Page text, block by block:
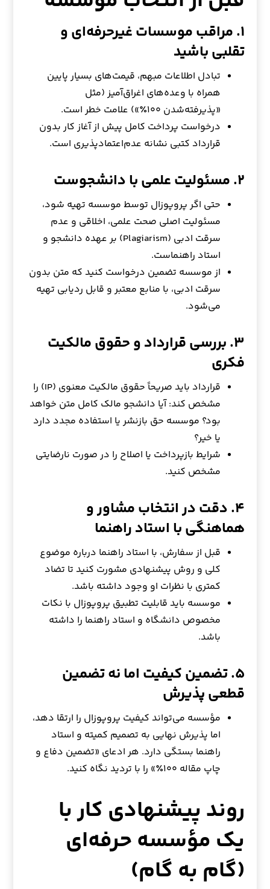
۱. مراقب موسسات غیرحرفه‌ای و
تقلبی باشید
تبادل اطلاعات مبهم، قیمت‌های بسیار پایین
همراه با وعده‌های اغراق‌آمیز (مثل
«پذیرفته‌شدن ۱۰۰٪») علامت خطر است.
درخواست پرداخت کامل پیش از آغاز کار بدون
قرارداد کتبی نشانه عدم‌اعتمادپذیری است.
۲. مسئولیت علمی با دانشجوست
حتی اگر پروپوزال توسط موسسه تهیه شود،
مسئولیت اصلی صحت علمی، اخلاقی و عدم
سرقت ادبی (Plagiarism) بر عهده دانشجو و
استاد راهنماست.
از موسسه تضمین درخواست کنید که متن بدون
سرقت ادبی، با منابع معتبر و قابل ردیابی تهیه
می‌شود.
۳. بررسی قرارداد و حقوق مالکیت
فکری
قرارداد باید صریحاً حقوق مالکیت معنوی (IP) را
مشخص کند: آیا دانشجو مالک کامل متن خواهد
بود؟ موسسه حق بازنشر یا استفاده مجدد دارد
یا خیر؟
شرایط بازپرداخت یا اصلاح را در صورت نارضایتی
مشخص کنید.
۴. دقت در انتخاب مشاور و
هماهنگی با استاد راهنما
قبل از سفارش، با استاد راهنما درباره موضوع
کلی و روش پیشنهادی مشورت کنید تا تضاد
کمتری با نظرات او وجود داشته باشد.
موسسه باید قابلیت تطبیق پروپوزال با نکات
مخصوص دانشگاه و استاد راهنما را داشته
باشد.
۵. تضمین کیفیت اما نه تضمین
قطعی پذیرش
مؤسسه می‌تواند کیفیت پروپوزال را ارتقا دهد،
اما پذیرش نهایی به تصمیم کمیته و استاد
راهنما بستگی دارد. هر ادعای «تضمین دفاع و
چاپ مقاله ۱۰۰٪» را با تردید نگاه کنید.
روند پیشنهادی کار با
یک مؤسسه حرفه‌ای
(گام به گام)